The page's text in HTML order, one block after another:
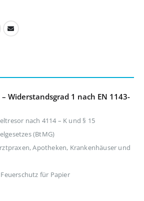
Widerstandsgrad 1 nach EN 1143-
nach 4114 – K und § 15
(BtMG)
Apotheken, Krankenhäuser und
für Papier